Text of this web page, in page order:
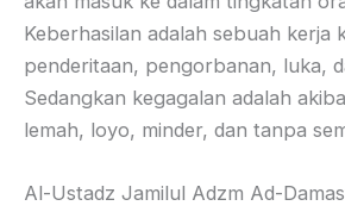
Keberhasilan adalah sebuah kerja
penderitaan, pengorbanan, luka,
Sedangkan kegagalan adalah
lemah, loyo, minder, dan tanpa
Al-Ustadz Jamilul Adzm Ad-